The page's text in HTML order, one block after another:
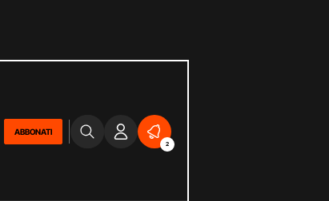
ABBONATI
2